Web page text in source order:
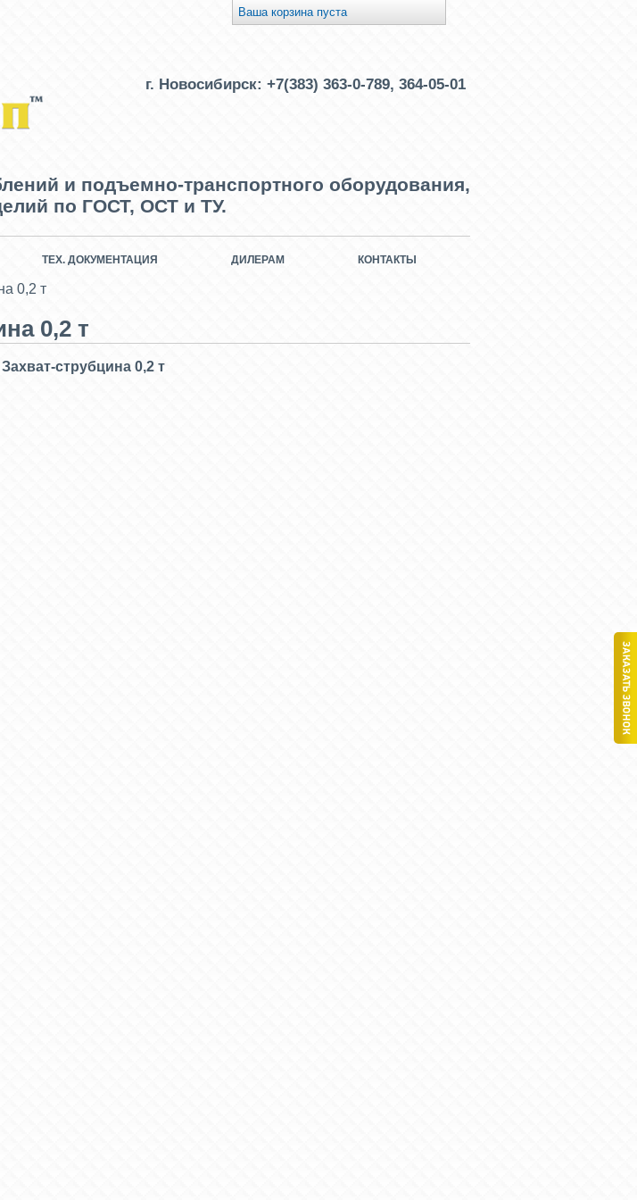
Ваша корзина пуста
г. Новосибирск: +7(383) 363-0-789, 364-05-01
и подъемно-транспортного оборудования,
по ГОСТ, ОСТ и ТУ.
ТЕХ. ДОКУМЕНТАЦИЯ ДИЛЕРАМ КОНТАКТЫ
0,2 т
0,2 т
Захват-струбцина 0,2 т